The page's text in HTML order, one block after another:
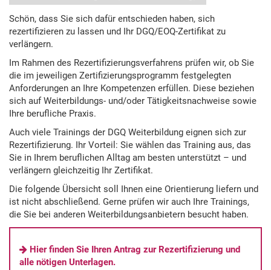
Schön, dass Sie sich dafür entschieden haben, sich
rezertifizieren zu lassen und Ihr DGQ/EOQ-Zertifikat zu
verlängern.
Im Rahmen des Rezertifizierungsverfahrens prüfen wir, ob Sie
die im jeweiligen Zertifizierungsprogramm festgelegten
Anforderungen an Ihre Kompetenzen erfüllen. Diese beziehen
sich auf Weiterbildungs- und/oder Tätigkeitsnachweise sowie
Ihre berufliche Praxis.
Auch viele Trainings der DGQ Weiterbildung eignen sich zur
Rezertifizierung. Ihr Vorteil: Sie wählen das Training aus, das
Sie in Ihrem beruflichen Alltag am besten unterstützt – und
verlängern gleichzeitig Ihr Zertifikat.
Die folgende Übersicht soll Ihnen eine Orientierung liefern und
ist nicht abschließend. Gerne prüfen wir auch Ihre Trainings,
die Sie bei anderen Weiterbildungsanbietern besucht haben.
Hier finden Sie Ihren Antrag zur Rezertifizierung und
alle nötigen Unterlagen.